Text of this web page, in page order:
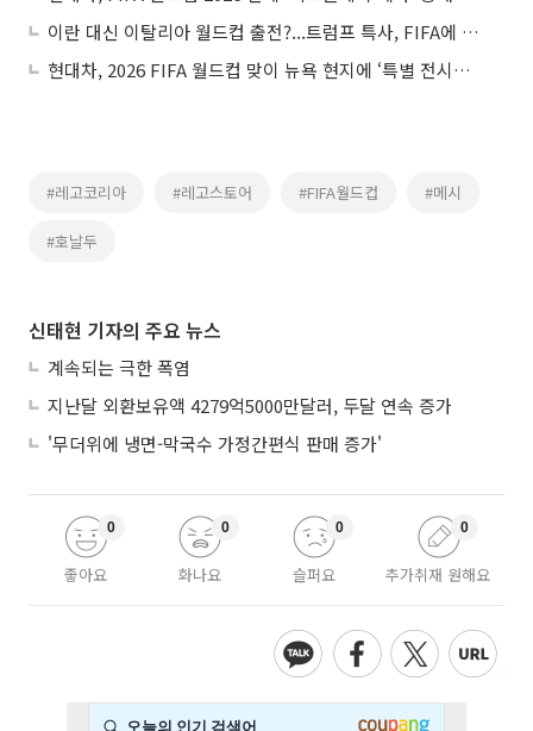
이란 대신 이탈리아 월드컵 출전?...트럼프 특사, FIFA에 제안
현대차, 2026 FIFA 월드컵 맞이 뉴욕 현지에 ‘특별 전시관’ 연다
#레고코리아 #레고스토어 #FIFA월드컵 #메시
#호날두
신태현 기자의 주요 뉴스
계속되는 극한 폭염
지난달 외환보유액 4279억5000만달러, 두달 연속 증가
'무더위에 냉면-막국수 가정간편식 판매 증가'
좋아요
0
화나요
0
슬퍼요
0
추가취재 원해요
0